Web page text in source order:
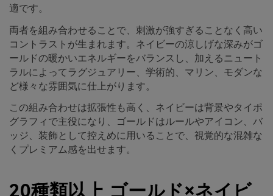
適です。
両者を組み合わせることで、刺激が強すぎることなく高い
コントラストが生まれます。ネイビーの涼しげな深みがゴ
ールドの暖かいエネルギーをバランスし、加えるニュート
ラルによってラグジュアリー、学術的、マリン、モダンな
ど様々な雰囲気に仕上がります。
この組み合わせは拡張性も高く、ネイビーは背景やタイポ
グラフィで主役になり、ゴールドはルールやアイコン、バ
ッジ、装飾として控えめに用いることで、視覚的な混雑な
くプレミアム感を出せます。
20種類以上 ゴールド×ネイビ